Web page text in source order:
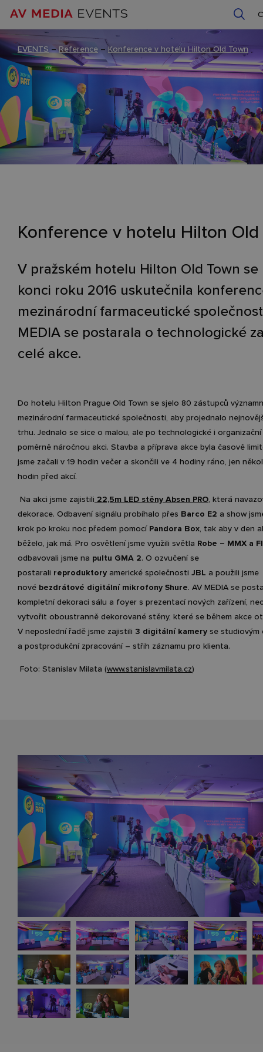
EVENTS –Reference – Konference v hotelu Hilton Old Town
Konference v hotelu Hilton Old
V pražském hotelu Hilton Old Town se
konci roku 2016 uskutečnila
mezinárodní farmaceutické
MEDIA se postarala o technologické
celé akce.
Do hotelu Hilton Prague Old Town se sjelo 80 zástupců
mezinárodní farmaceutické společnosti, aby projednalo
trhu. Jednalo se sice o malou, ale po technologické i
poměrně náročnou akci. Stavba a příprava akce byla časově
jsme začali v 19 hodin večer a skončili ve 4 hodiny ráno, jen
hodin před akcí.
Na akci jsme zajistili 22,5m LED stěny Absen PRO, která
dekorace. Odbavení signálu probíhalo přes Barco E2 a show
krok po kroku noc předem pomocíPandora Box, tak aby v den
běželo, jak má. Pro osvětlení jsme využili světla Robe – MMX a
odbavovali jsme na pultu GMA 2. O ozvučení se
postarali reproduktory americké společnosti JBL a použili jsme
nové bezdrátové digitální mikrofony Shure. AV MEDIA se
kompletní dekoraci sálu a foyer s prezentací nových zařízení,
vytvořit oboustranně dekorované stěny, které se během akce
V neposlední řadě jsme zajistili 3 digitální kameryse studiovým
a postprodukční zpracování – střih záznamu pro klienta.
Foto: Stanislav Milata (www.stanislavmilata.cz)